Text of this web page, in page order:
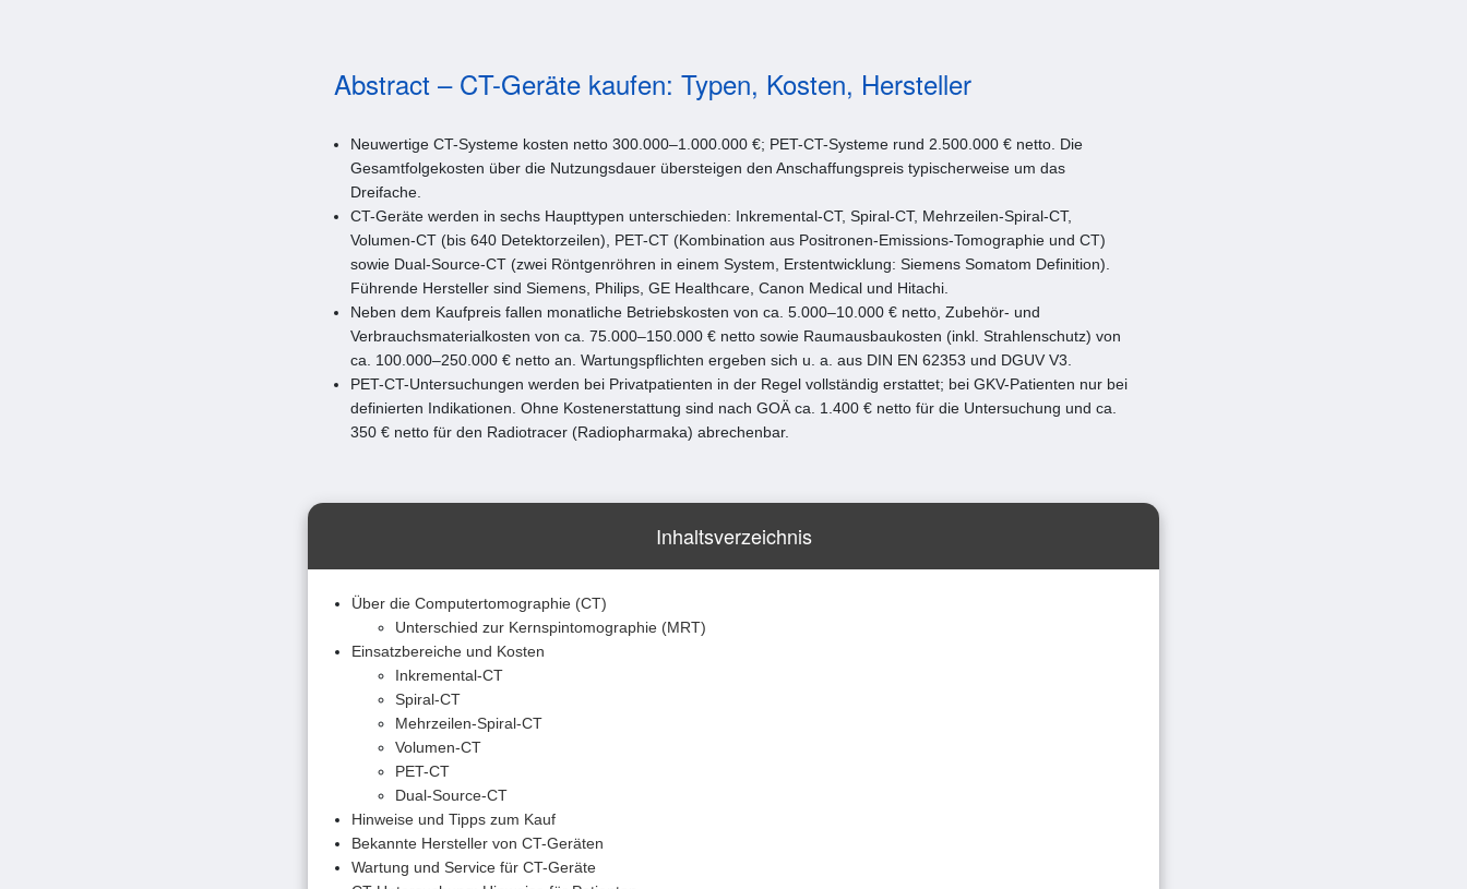
Abstract – CT-Geräte kaufen: Typen, Kosten, Hersteller
Neuwertige CT-Systeme kosten netto 300.000–1.000.000 €; PET-CT-Systeme rund 2.500.000 € netto. Die
Gesamtfolgekosten über die Nutzungsdauer übersteigen den Anschaffungspreis typischerweise um das
Dreifache.
CT-Geräte werden in sechs Haupttypen unterschieden: Inkremental-CT, Spiral-CT, Mehrzeilen-Spiral-CT,
Volumen-CT (bis 640 Detektorzeilen), PET-CT (Kombination aus Positronen-Emissions-Tomographie und CT)
sowie Dual-Source-CT (zwei Röntgenröhren in einem System, Erstentwicklung: Siemens Somatom Definition).
Führende Hersteller sind Siemens, Philips, GE Healthcare, Canon Medical und Hitachi.
Neben dem Kaufpreis fallen monatliche Betriebskosten von ca. 5.000–10.000 € netto, Zubehör- und
Verbrauchsmaterialkosten von ca. 75.000–150.000 € netto sowie Raumausbaukosten (inkl. Strahlenschutz) von
ca. 100.000–250.000 € netto an. Wartungspflichten ergeben sich u. a. aus DIN EN 62353 und DGUV V3.
PET-CT-Untersuchungen werden bei Privatpatienten in der Regel vollständig erstattet; bei GKV-Patienten nur bei
definierten Indikationen. Ohne Kostenerstattung sind nach GOÄ ca. 1.400 € netto für die Untersuchung und ca.
350 € netto für den Radiotracer (Radiopharmaka) abrechenbar.
Inhaltsverzeichnis
Über die Computertomographie (CT)
Unterschied zur Kernspintomographie (MRT)
Einsatzbereiche und Kosten
Inkremental-CT
Spiral-CT
Mehrzeilen-Spiral-CT
Volumen-CT
PET-CT
Dual-Source-CT
Hinweise und Tipps zum Kauf
Bekannte Hersteller von CT-Geräten
Wartung und Service für CT-Geräte